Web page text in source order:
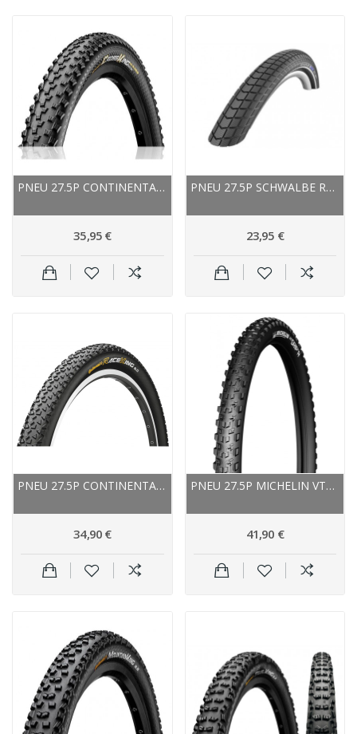
PNEU 27.5P CONTINENTAL VTT CROSSKING...
35,95 €
PNEU 27.5P SCHWALBE ROUTE VTT BIG BEN NOIR...
23,95 €
PNEU 27.5P CONTINENTAL VTT RACE-KING...
34,90 €
PNEU 27.5P MICHELIN VTT WILDGRIP R2...
41,90 €